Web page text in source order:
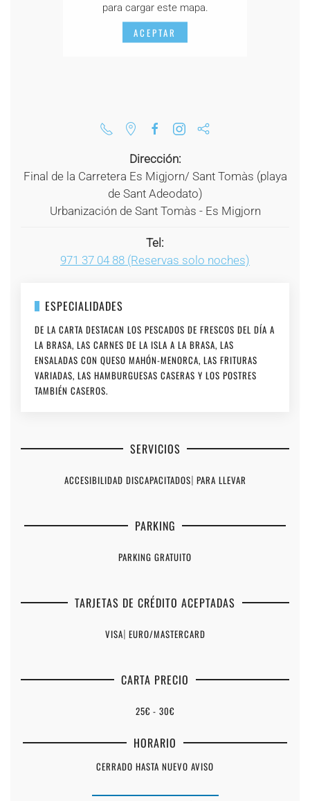
para cargar este mapa.
ACEPTAR
Dirección:
Final de la Carretera Es Migjorn/ Sant Tomàs (playa
de Sant Adeodato)
Urbanización de Sant Tomàs - Es Migjorn
Tel:
971 37 04 88 (Reservas solo noches)
ESPECIALIDADES
DE LA CARTA DESTACAN LOS PESCADOS DE FRESCOS DEL DÍA A
LA BRASA, LAS CARNES DE LA ISLA A LA BRASA, LAS
ENSALADAS CON QUESO MAHÓN-MENORCA, LAS FRITURAS
VARIADAS, LAS HAMBURGUESAS CASERAS Y LOS POSTRES
TAMBIÉN CASEROS.
SERVICIOS
ACCESIBILIDAD DISCAPACITADOS| PARA LLEVAR
PARKING
PARKING GRATUITO
TARJETAS DE CRÉDITO ACEPTADAS
VISA| EURO/MASTERCARD
CARTA PRECIO
25€ - 30€
HORARIO
CERRADO HASTA NUEVO AVISO